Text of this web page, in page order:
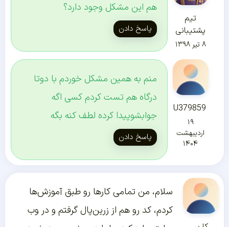
تیم
پشتیبانی
۸ تیر ۱۳۹۸
هم این مشکل وجود دارد؟
پاسخ دادن
U379859
۱۹
اردیبهشت
۱۴۰۴
منم به همین مشکل خوردم با دوتا
درگاه هم تست کردم کسی اگه
جوابشوپیدا کرده لطف کنه بگه
پاسخ دادن
سلام، من تمامی کار‌ها رو طبق آموزش‌ها
کردم، کد رو هم از زرین‌پال گرفتم و در وب